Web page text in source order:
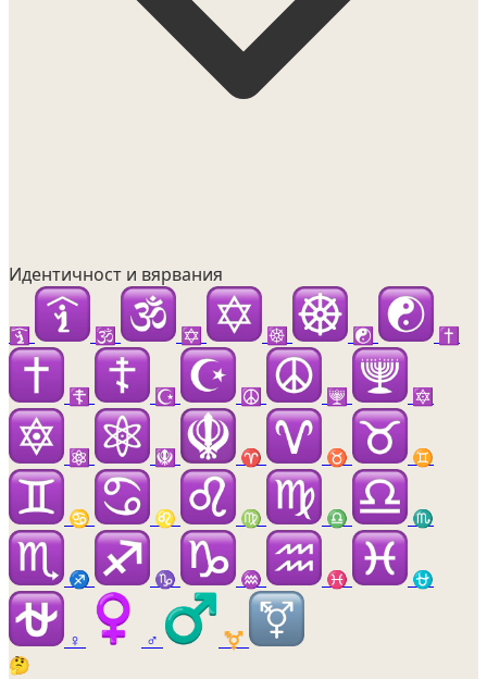
Идентичност и вярвания
🛐 🕉️ ✡️ ☸️ ☯️ ✝️
☦️ ☪️ ☮️ 🕎 🔯
⚛️ 🪯 ♈ ♉ ♊
♋ ♌ ♍ ♎ ♏
♐ ♑ ♒ ♓ ⛎
♀️ ♂️
⚧️
🤔